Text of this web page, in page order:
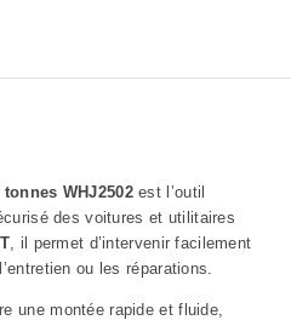
WHJ2502est l’outil
des voitures et utilitaires
, il permet d’intervenir facilement
ou les réparations.
une montée rapide et fluide,